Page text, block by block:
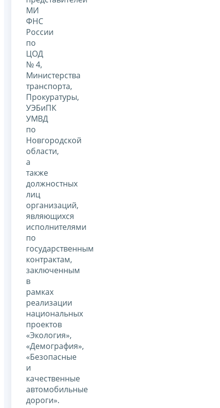
МИ
ФНС
России
по
ЦОД
№ 4,
Министерства
транспорта,
Прокуратуры,
УЭБиПК
УМВД
по
Новгородской
области,
а
также
должностных
лиц
организаций,
являющихся
исполнителями
по
государственным
контрактам,
заключенным
в
рамках
реализации
национальных
проектов
«Экология»,
«Демография»,
«Безопасные
и
качественные
автомобильные
дороги».